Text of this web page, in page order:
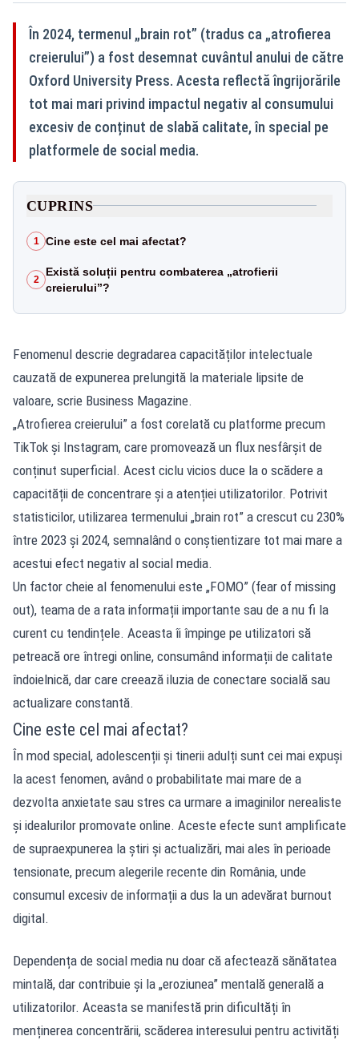
În 2024, termenul „brain rot” (tradus ca „atrofierea
creierului”) a fost desemnat cuvântul anului de către
Oxford University Press. Acesta reflectă îngrijorările
tot mai mari privind impactul negativ al consumului
excesiv de conținut de slabă calitate, în special pe
platformele de social media.
CUPRINS
1 Cine este cel mai afectat?
2
Există soluții pentru combaterea „atrofierii
creierului”?
Fenomenul descrie degradarea capacităților intelectuale
cauzată de expunerea prelungită la materiale lipsite de
valoare, scrie Business Magazine.
„Atrofierea creierului” a fost corelată cu platforme precum
TikTok și Instagram, care promovează un flux nesfârșit de
conținut superficial. Acest ciclu vicios duce la o scădere a
capacității de concentrare și a atenției utilizatorilor. Potrivit
statisticilor, utilizarea termenului „brain rot” a crescut cu 230%
între 2023 și 2024, semnalând o conștientizare tot mai mare a
acestui efect negativ al social media.
Un factor cheie al fenomenului este „FOMO” (fear of missing
out), teama de a rata informații importante sau de a nu fi la
curent cu tendințele. Aceasta îi împinge pe utilizatori să
petreacă ore întregi online, consumând informații de calitate
îndoielnică, dar care creează iluzia de conectare socială sau
actualizare constantă.
Cine este cel mai afectat?
În mod special, adolescenții și tinerii adulți sunt cei mai expuși
la acest fenomen, având o probabilitate mai mare de a
dezvolta anxietate sau stres ca urmare a imaginilor nerealiste
și idealurilor promovate online. Aceste efecte sunt amplificate
de supraexpunerea la știri și actualizări, mai ales în perioade
tensionate, precum alegerile recente din România, unde
consumul excesiv de informații a dus la un adevărat burnout
digital.
Dependența de social media nu doar că afectează sănătatea
mintală, dar contribuie și la „eroziunea” mentală generală a
utilizatorilor. Aceasta se manifestă prin dificultăți în
menținerea concentrării, scăderea interesului pentru activități